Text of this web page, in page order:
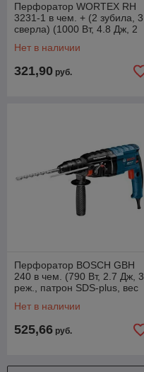
Перфоратор WORTEX RH
3231-1 в чем. + (2 зубила, 3
сверла) (1000 Вт, 4.8 Дж, 2
4.5
Нет в наличии
321,90 руб.
Перфоратор BOSCH GBH
240 в чем. (790 Вт, 2.7 Дж, 3
реж., патрон SDS-plus, вес
Нет в наличии
525,66 руб.